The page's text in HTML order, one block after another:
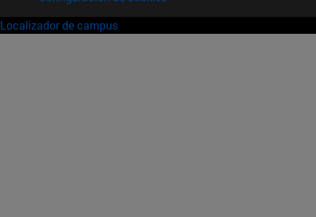
Localizador de campus